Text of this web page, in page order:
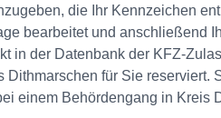
die Ihr Kennzeichen
bearbeitet und anschließend
in der Datenbank der KFZ-
Dithmarschen für Sie reserviert.
einem Behördengang in Kreis